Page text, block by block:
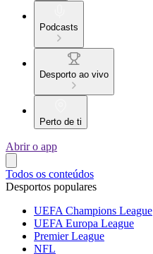
Podcasts
Desporto ao vivo
Perto de ti
Abrir o app
Todos os conteúdos
Desportos populares
UEFA Champions League
UEFA Europa League
Premier League
NFL